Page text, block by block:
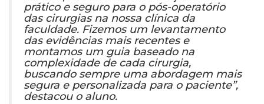
prático e seguro para o pós-operatório
das cirurgias na nossa clínica da
faculdade. Fizemos um levantamento
das evidências mais recentes e
montamos um guia baseado na
complexidade de cada cirurgia,
buscando sempre uma abordagem mais
segura e personalizada para o paciente”,
destacou o aluno.